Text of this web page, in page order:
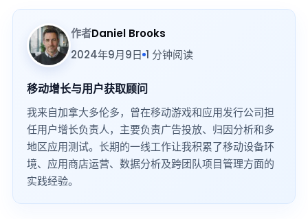
作者Daniel Brooks
2024年9月9日 1 分钟阅读
移动增长与用户获取顾问
我来自加拿大多伦多，曾在移动游戏和应用发行公司担
任用户增长负责人，主要负责广告投放、归因分析和多
地区应用测试。长期的一线工作让我积累了移动设备环
境、应用商店运营、数据分析及跨团队项目管理方面的
实践经验。